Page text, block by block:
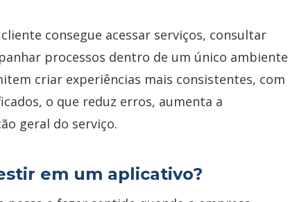
consegue acessar serviços, consultar
processos dentro de um único ambiente
criar experiências mais consistentes, com
o que reduz erros, aumenta a
geral do serviço.
em um aplicativo?